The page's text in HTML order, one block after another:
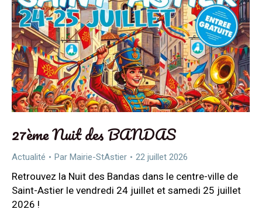
27ème Nuit des BANDAS
Actualité Par Mairie-StAstier 22 juillet 2026
Retrouvez la Nuit des Bandas dans le centre-ville de
Saint-Astier le vendredi 24 juillet et samedi 25 juillet
2026 !